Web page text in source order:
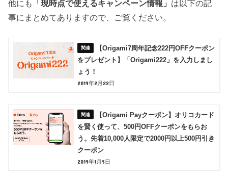
他にも 「現時点で使えるキャンペーン情報」 は以下の記
事にまとめてありますので、ご覧ください。
【Origami7周年記念222円OFFクーポン
をプレゼント】「Origami222」を入力しまし
ょう！
2019年2月22日
【Origami Payクーポン】オリコカード
を賢く使って、500円OFFクーポンをもらお
う。先着10,000人限定で2000円以上500円引き
クーポン
2019年1月9日